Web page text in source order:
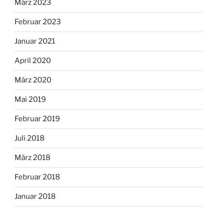
März 2023
Februar 2023
Januar 2021
April 2020
März 2020
Mai 2019
Februar 2019
Juli 2018
März 2018
Februar 2018
Januar 2018